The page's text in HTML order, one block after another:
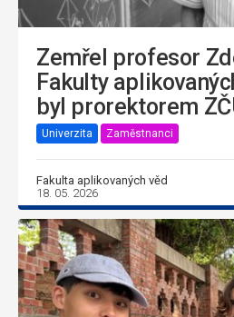
Zemřel profesor
Fakulty
byl prorektorem
Univerzita Zaměstnanci
Fakulta aplikovaných věd
18. 05. 2026